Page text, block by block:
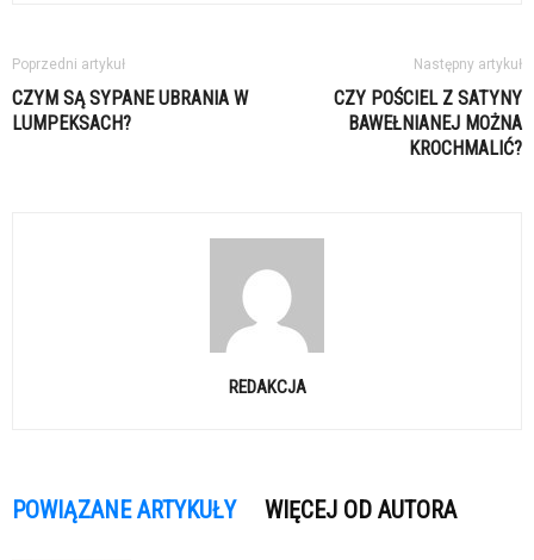
Poprzedni artykuł
CZYM SĄ SYPANE UBRANIA W
LUMPEKSACH?
Następny artykuł
CZY POŚCIEL Z SATYNY
BAWEŁNIANEJ MOŻNA
KROCHMALIĆ?
REDAKCJA
POWIĄZANE ARTYKUŁY WIĘCEJ OD AUTORA